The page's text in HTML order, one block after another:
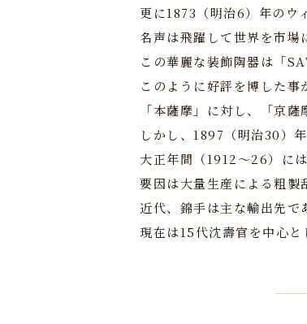
更に1873（明治6）年のウ
名声は飛躍して世界を市場
この華麗な装飾陶器は「
このように好評を博した事
「本薩摩」に対し、「京
しかし、1897（明治30）
大正年間（1912～26）に
要因は大量生産による粗製
近代、錦手は主な輸出先で
現在は15代沈壽官を中心と